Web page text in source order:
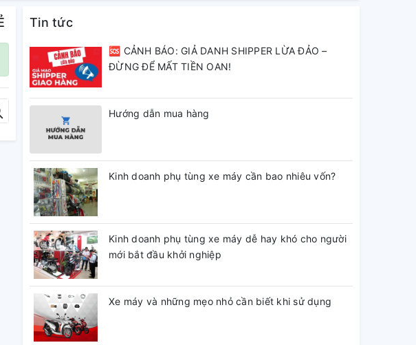
Tin tức
🆘 CẢNH BÁO: GIẢ DANH SHIPPER LỪA ĐẢO –
ĐỪNG ĐỂ MẤT TIỀN OAN!
Hướng dẫn mua hàng
Kinh doanh phụ tùng xe máy cần bao nhiêu vốn?
Kinh doanh phụ tùng xe máy dễ hay khó cho người
mới bắt đầu khởi nghiệp
Xe máy và những mẹo nhỏ cần biết khi sử dụng